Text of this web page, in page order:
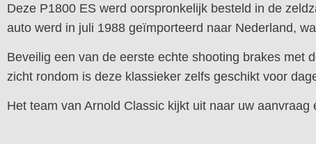
Deze P1800 ES werd oorspronkelijk besteld in de
auto werd in juli 1988 geïmporteerd naar Nederland,
Beveilig een van de eerste echte shooting brakes met
zicht rondom is deze klassieker zelfs geschikt voor
Het team van Arnold Classic kijkt uit naar uw